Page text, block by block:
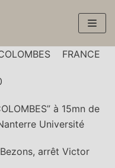
FRANCE
à 15mn de
Université
arrêt Victor